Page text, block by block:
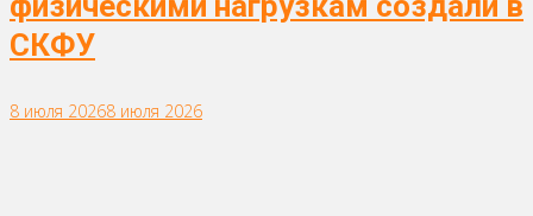
СКФУ
8 июля 20268 июля 2026